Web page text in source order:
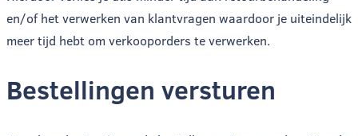
en/of het verwerken van klantvragen waardoor je uiteindelijk
meer tijd hebt om verkooporders te verwerken.
Bestellingen versturen